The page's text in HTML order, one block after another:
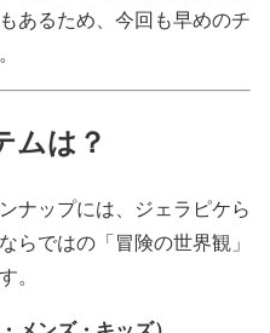
あるため、今回も早めのチ
ムは？
ナップには、ジェラピケら
らではの「冒険の世界観」
。